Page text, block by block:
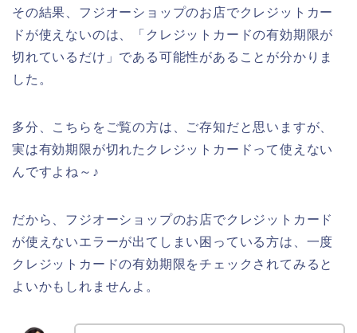
その結果、フジオーショップのお店でクレジットカー
ドが使えないのは、「クレジットカードの有効期限が
切れているだけ」である可能性があることが分かりま
した。
多分、こちらをご覧の方は、ご存知だと思いますが、
実は有効期限が切れたクレジットカードって使えない
んですよね～♪
だから、フジオーショップのお店でクレジットカード
が使えないエラーが出てしまい困っている方は、一度
クレジットカードの有効期限をチェックされてみると
よいかもしれませんよ。